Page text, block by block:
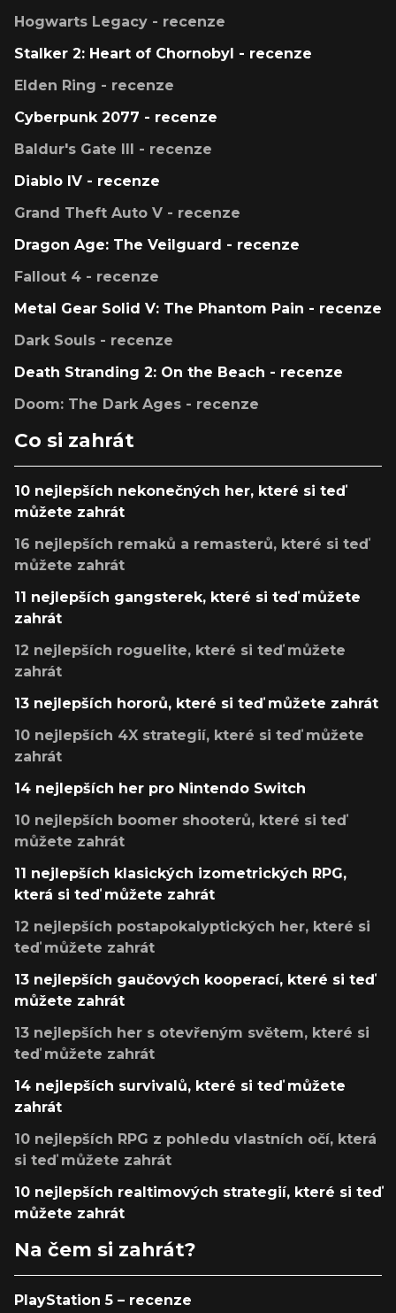
Hogwarts Legacy - recenze
Stalker 2: Heart of Chornobyl - recenze
Elden Ring - recenze
Cyberpunk 2077 - recenze
Baldur's Gate III - recenze
Diablo IV - recenze
Grand Theft Auto V - recenze
Dragon Age: The Veilguard - recenze
Fallout 4 - recenze
Metal Gear Solid V: The Phantom Pain - recenze
Dark Souls - recenze
Death Stranding 2: On the Beach - recenze
Doom: The Dark Ages - recenze
Co si zahrát
10 nejlepších nekonečných her, které si teď
můžete zahrát
16 nejlepších remaků a remasterů, které si teď
můžete zahrát
11 nejlepších gangsterek, které si teď můžete
zahrát
12 nejlepších roguelite, které si teď můžete
zahrát
13 nejlepších hororů, které si teď můžete zahrát
10 nejlepších 4X strategií, které si teď můžete
zahrát
14 nejlepších her pro Nintendo Switch
10 nejlepších boomer shooterů, které si teď
můžete zahrát
11 nejlepších klasických izometrických RPG,
která si teď můžete zahrát
12 nejlepších postapokalyptických her, které si
teď můžete zahrát
13 nejlepších gaučových kooperací, které si teď
můžete zahrát
13 nejlepších her s otevřeným světem, které si
teď můžete zahrát
14 nejlepších survivalů, které si teď můžete
zahrát
10 nejlepších RPG z pohledu vlastních očí, která
si teď můžete zahrát
10 nejlepších realtimových strategií, které si teď
můžete zahrát
Na čem si zahrát?
PlayStation 5 – recenze